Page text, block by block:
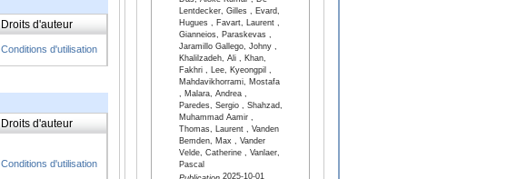
Droits d'auteur
Conditions d'utilisation
Droits d'auteur
Conditions d'utilisation
Lentdecker, Gilles , Evard,
Hugues , Favart, Laurent ,
Gianneios, Paraskevas ,
Jaramillo Gallego, Johny ,
Khalilzadeh, Ali , Khan,
Fakhri , Lee, Kyeongpil ,
Mahdavikhorrami, Mostafa
, Malara, Andrea ,
Paredes, Sergio , Shahzad,
Muhammad Aamir ,
Thomas, Laurent , Vanden
Bemden, Max , Vander
Velde, Catherine , Vanlaer,
Pascal